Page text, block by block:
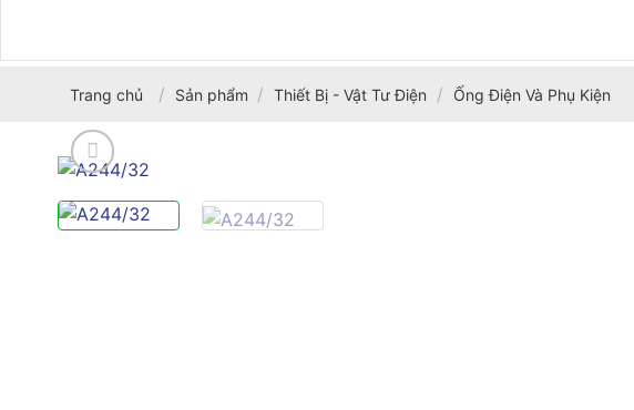
Trang chủ / Sản phẩm / Thiết Bị - Vật Tư Điện / Ống Điện Và Phụ Kiện